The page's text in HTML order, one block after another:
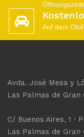
Auf dem
Avda. José Mesa y
Las Palmas de Gran
C/ Buenos Aires, 1 ·
Las Palmas de Gran